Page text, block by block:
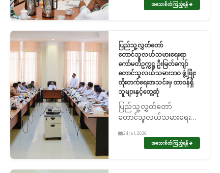
အသေးစိတ်ကြည့်ရန်
ပြည်သူ့လွှတ်တော်
တောင်သူလယ်သမားရေးရာ
ကော်မတီဥက္ကဋ္ဌ ဦးမြတ်ကျော်
တောင်သူလယ်သမားဘဝ ဖွံ့ဖြိုး
တိုးတက်ရေးအသင်းမှ တာဝန်ရှိ
သူများနှင့်တွေ့ဆုံ
ပြည်သူ့လွှတ်တော်
တောင်သူလယ်သမားရေးရာ
ကျော် တောင်သူလယ်သမား
ဘဝ ဖွံ့ဖြိုးတိုးတက်ရေး
24 Jul, 2026
အသေးစိတ်ကြည့်ရန်